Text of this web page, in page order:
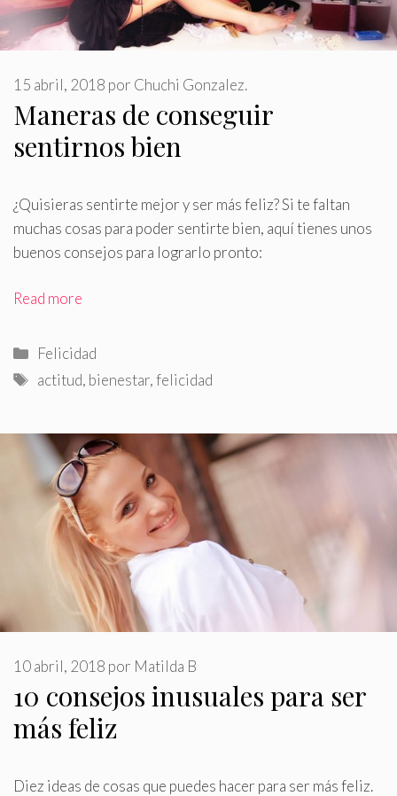
Maneras de conseguir
sentirnos bien
15 abril, 2018 por Chuchi Gonzalez.
¿Quisieras sentirte mejor y ser más feliz? Si te faltan
muchas cosas para poder sentirte bien, aquí tienes unos
buenos consejos para lograrlo pronto:
Read more
Categorías
Felicidad
Etiquetas
actitud, bienestar,felicidad
10 consejos inusuales para ser
más feliz
10 abril, 2018 por Matilda B
Diez ideas de cosas que puedes hacer para ser más feliz.